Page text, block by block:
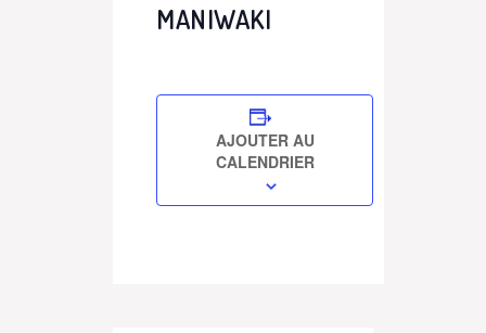
MANIWAKI
AJOUTER AU
CALENDRIER